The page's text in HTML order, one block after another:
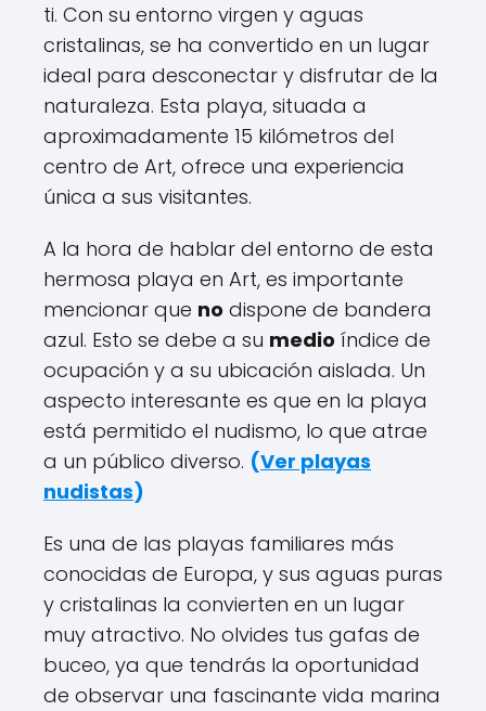
ti. Con su entorno virgen y aguas
cristalinas, se ha convertido en un lugar
ideal para desconectar y disfrutar de la
naturaleza. Esta playa, situada a
aproximadamente 15 kilómetros del
centro de Art, ofrece una experiencia
única a sus visitantes.
A la hora de hablar del entorno de esta
hermosa playa en Art, es importante
mencionar que no dispone de bandera
azul. Esto se debe a su medio índice de
ocupación y a su ubicación aislada. Un
aspecto interesante es que en la playa
está permitido el nudismo, lo que atrae
a un público diverso. (Ver playas
nudistas)
Es una de las playas familiares más
conocidas de Europa, y sus aguas puras
y cristalinas la convierten en un lugar
muy atractivo. No olvides tus gafas de
buceo, ya que tendrás la oportunidad
de observar una fascinante vida marina